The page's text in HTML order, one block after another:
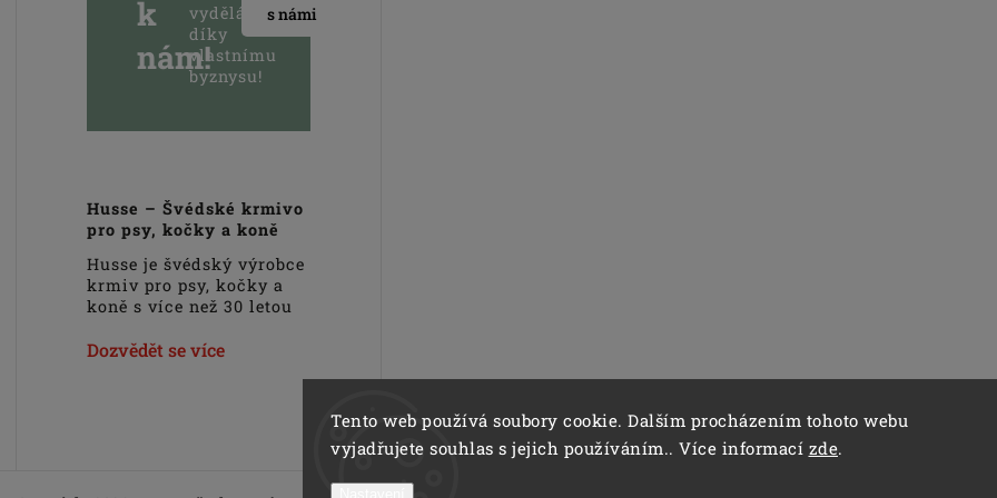
Tento web používá soubory cookie. Dalším procházením tohoto webu
vyjadřujete souhlas s jejich používáním.. Více informací zde.
k
nám!
vydělávejte
díky
vlastnímu
byznysu!
s námi
Husse – Švédské krmivo
pro psy, kočky a koně
Husse je švédský výrobce
krmiv pro psy, kočky a
koně s více než 30 letou
Hlavním cílem
Dozvědět se více